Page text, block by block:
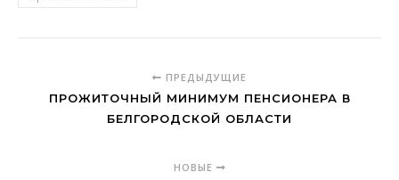
ПРЕДЫДУЩИЕ
ПРОЖИТОЧНЫЙ МИНИМУМ ПЕНСИОНЕРА В
БЕЛГОРОДСКОЙ ОБЛАСТИ
НОВЫЕ